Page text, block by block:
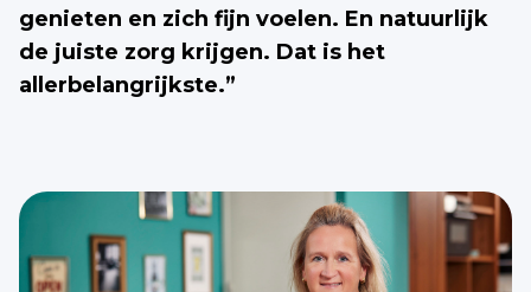
genieten en zich fijn voelen. En natuurlijk
de juiste zorg krijgen. Dat is het
allerbelangrijkste.”